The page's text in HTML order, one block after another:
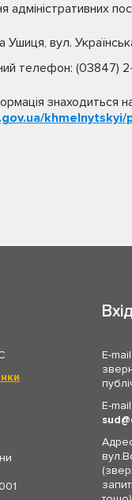
адміністративних
Ушиця, вул.
телефон: (03847)
знаходиться
khmelnytskyi/
E-
E-
sud